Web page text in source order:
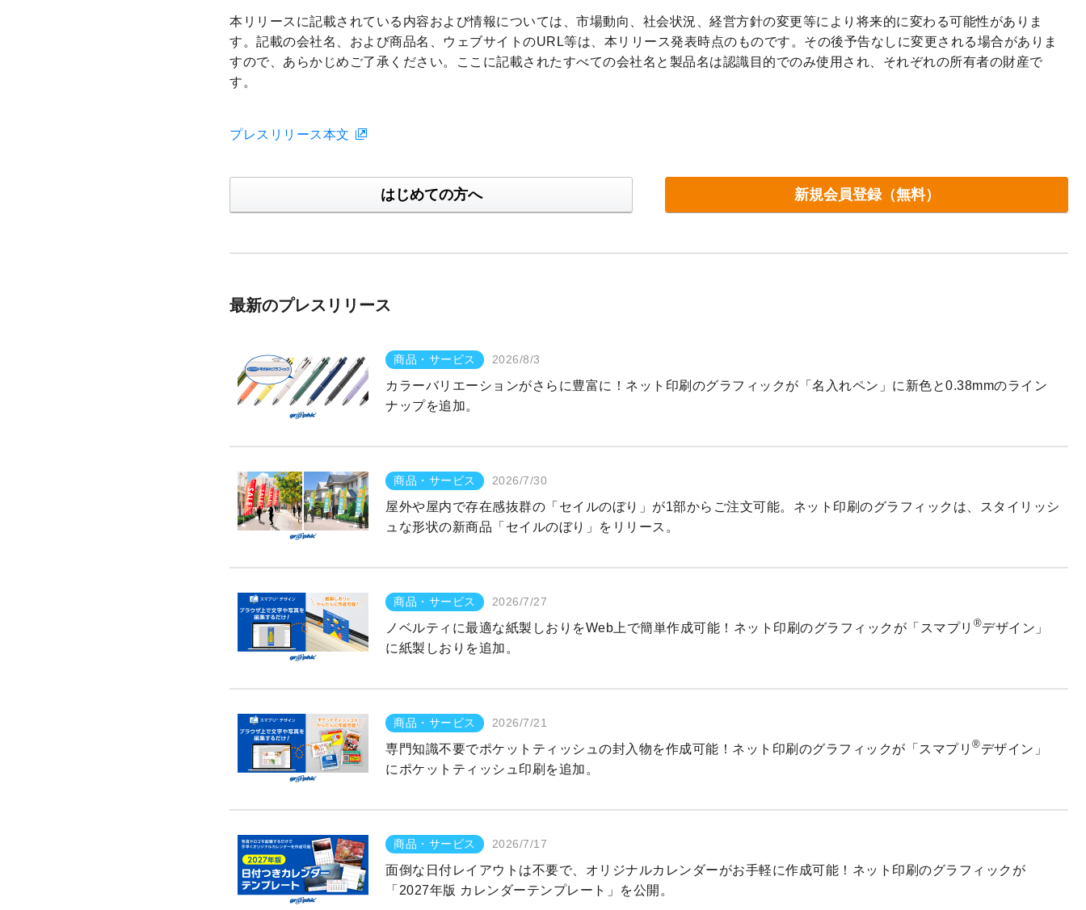
本リリースに記載されている内容および情報については、市場動向、社会状況、経営方針の変更等により将来的に変わる可能性がありま
す。記載の会社名、および商品名、ウェブサイトのURL等は、本リリース発表時点のものです。その後予告なしに変更される場合がありま
すので、あらかじめご了承ください。ここに記載されたすべての会社名と製品名は認識目的でのみ使用され、それぞれの所有者の財産で
す。
プレスリリース本文
はじめての方へ 新規会員登録（無料）
最新のプレスリリース
商品・サービス 2026/8/3
カラーバリエーションがさらに豊富に！ネット印刷のグラフィックが「名入れペン」に新色と0.38mmのライン
ナップを追加。
商品・サービス 2026/7/30
屋外や屋内で存在感抜群の「セイルのぼり」が1部からご注文可能。ネット印刷のグラフィックは、スタイリッシ
ュな形状の新商品「セイルのぼり」をリリース。
商品・サービス 2026/7/27
ノベルティに最適な紙製しおりをWeb上で簡単作成可能！ネット印刷のグラフィックが「スマプリ ®デザイン」
に紙製しおりを追加。
商品・サービス 2026/7/21
専門知識不要でポケットティッシュの封入物を作成可能！ネット印刷のグラフィックが「スマプリ®デザイン」
にポケットティッシュ印刷を追加。
商品・サービス 2026/7/17
面倒な日付レイアウトは不要で、オリジナルカレンダーがお手軽に作成可能！ネット印刷のグラフィックが
「2027年版 カレンダーテンプレート」を公開。